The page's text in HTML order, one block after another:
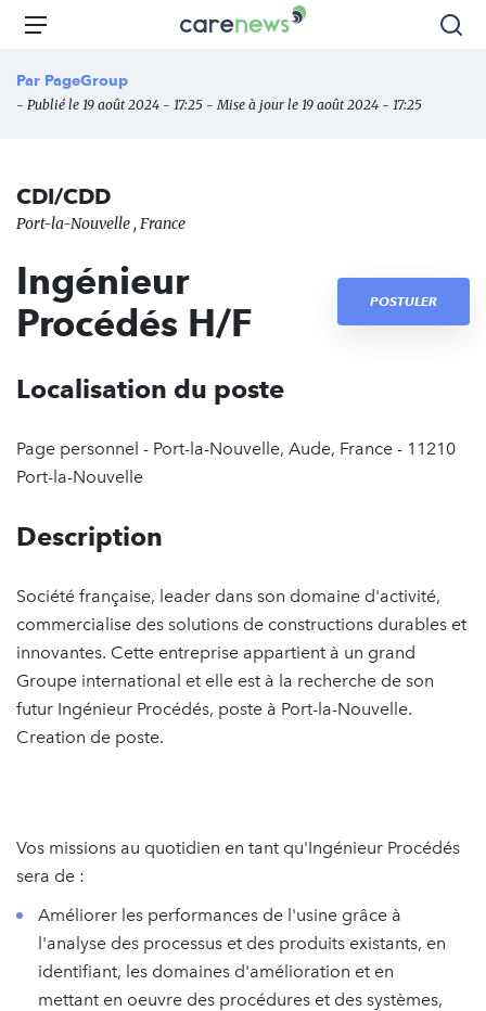
Aller
principal
Carenews,
des
Menu
Par PageGroup
- Publié le 19 août 2024 - 17:25 - Mise à jour le 19 août 2024 - 17:25
CDI/CDD
Port-la-Nouvelle , France
Ingénieur
Procédés H/F
POSTULER
Localisation du poste
Page personnel - Port-la-Nouvelle, Aude, France - 11210
Port-la-Nouvelle
Description
Société française, leader dans son domaine d'activité,
commercialise des solutions de constructions durables et
innovantes. Cette entreprise appartient à un grand
Groupe international et elle est à la recherche de son
futur Ingénieur Procédés, poste à Port-la-Nouvelle.
Creation de poste.
Vos missions au quotidien en tant qu'Ingénieur Procédés
sera de :
Améliorer les performances de l'usine grâce à
l'analyse des processus et des produits existants, en
identifiant, les domaines d'amélioration et en
mettant en oeuvre des procédures et des systèmes,